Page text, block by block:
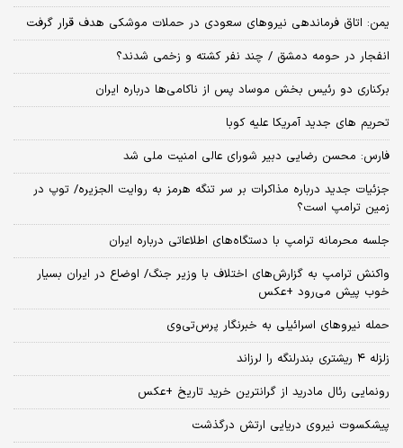
یمن: اتاق فرماندهی نیروهای سعودی در حملات موشکی هدف قرار گرفت
انفجار در حومه دمشق / چند نفر کشته و زخمی شدند؟
برکناری دو رئیس بخش موساد پس از ناکامی‌ها درباره ایران
تحریم های جدید آمریکا علیه کوبا
فارس: محسن رضایی دبیر شورای عالی امنیت ملی شد
جزئیات جدید درباره مذاکرات بر سر تنگه هرمز به روایت الجزیره/ توپ در
زمین ترامپ است؟
جلسه محرمانه ترامپ با دستگاه‌های اطلاعاتی درباره ایران
واکنش ترامپ به گزارش‌های اختلاف با وزیر جنگ/ اوضاع در ایران بسیار
خوب پیش می‌رود +عکس
حمله نیروهای اسرائیلی به خبرنگار پرس‌تی‌وی
زلزله ۴ ریشتری بندرلنگه را لرزاند
رونمایی رئال مادرید از گرانترین خرید تاریخ +عکس
پیشکسوت نیروی دریایی ارتش درگذشت